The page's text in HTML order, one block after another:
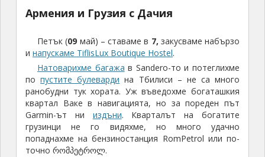
Армения и Грузия с Дачия
Петък (09 май) – ставаме в 7, закусваме набързо
и напускаме TiflisLux Boutique Hostel.
Натоварихме багажа в Sandero-то и потеглихме
попустите булеварди на Тбилиси – не са много
ранобудни тук хората. Уж въведохме богаташкия
квартал Ваке в навигацията, но за пореден път
Garmin-ът ни издъни. Кварталът на богатите
грузинци не го видяхме, но много удачно
попаднахме на бензиностанция RomPetrol или по-
точно რომპეტროლ.